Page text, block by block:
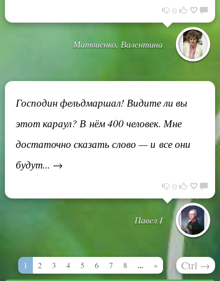
0
Матвиенко, Валентина
Господин фельдмаршал! Видите ли вы
этот караул? В нём 400 человек. Мне
достаточно сказать слово — и все они
будут... →
0
Павел I
1 2 3 4 5 6 7 8 ... » Ctrl →